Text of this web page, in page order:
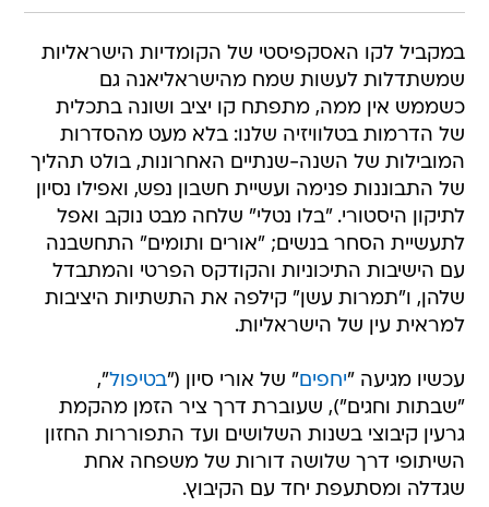
במקביל לקו האסקפיסטי של הקומדיות הישראליות
שמשתדלות לעשות שמח מהישראליאנה גם
כשממש אין ממה, מתפתח קו יציב ושונה בתכלית
של הדרמות בטלוויזיה שלנו: בלא מעט מהסדרות
המובילות של השנה-שנתיים האחרונות, בולט תהליך
של התבוננות פנימה ועשיית חשבון נפש, ואפילו נסיון
לתיקון היסטורי. "בלו נטלי" שלחה מבט נוקב ואפל
לתעשיית הסחר בנשים; "אורים ותומים" התחשבנה
עם הישיבות התיכוניות והקודקס הפרטי והמתבדל
שלהן, ו"תמרות עשן" קילפה את התשתיות היציבות
למראית עין של הישראליות.
עכשיו מגיעה "יחפים" של אורי סיון ("בטיפול",
"שבתות וחגים"), שעוברת דרך ציר הזמן מהקמת
גרעין קיבוצי בשנות השלושים ועד התפוררות החזון
השיתופי דרך שלושה דורות של משפחה אחת
שגדלה ומסתעפת יחד עם הקיבוץ.